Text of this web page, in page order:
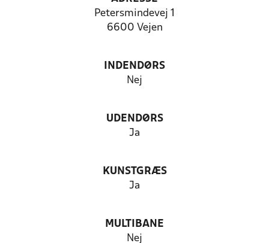
Petersmindevej 1
6600 Vejen
INDENDØRS
Nej
UDENDØRS
Ja
KUNSTGRÆS
Ja
MULTIBANE
Nej